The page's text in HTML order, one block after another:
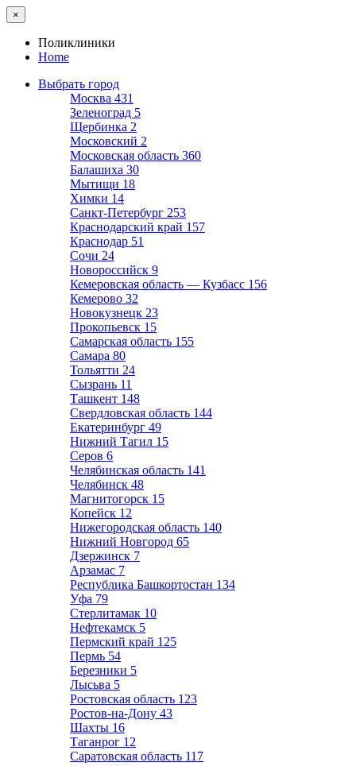
×
Поликлиники
Home
Выбрать город
Москва 431
Зеленоград 5
Щербинка 2
Московский 2
Московская область 360
Балашиха 30
Мытищи 18
Химки 14
Санкт-Петербург 253
Краснодарский край 157
Краснодар 51
Сочи 24
Новороссийск 9
Кемеровская область — Кузбасс 156
Кемерово 32
Новокузнецк 23
Прокопьевск 15
Самарская область 155
Самара 80
Тольятти 24
Сызрань 11
Ташкент 148
Свердловская область 144
Екатеринбург 49
Нижний Тагил 15
Серов 6
Челябинская область 141
Челябинск 48
Магнитогорск 15
Копейск 12
Нижегородская область 140
Нижний Новгород 65
Дзержинск 7
Арзамас 7
Республика Башкортостан 134
Уфа 79
Стерлитамак 10
Нефтекамск 5
Пермский край 125
Пермь 54
Березники 5
Лысьва 5
Ростовская область 123
Ростов-на-Дону 43
Шахты 16
Таганрог 12
Саратовская область 117